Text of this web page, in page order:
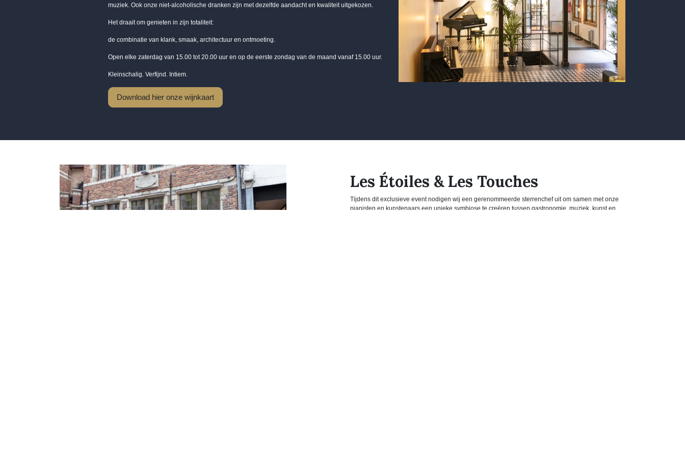
muziek. Ook onze niet-alcoholische dranken zijn met dezelfde aandacht en kwaliteit uitgekozen.
Het draait om genieten in zijn totaliteit:
de combinatie van klank, smaak, architectuur en ontmoeting.
Open elke zaterdag van 15.00 tot 20.00 uur en op de eerste zondag van de maand vanaf 15.00 uur.
Kleinschalig. Verfijnd. Intiem.
Download hier onze wijnkaart
Les Étoiles & Les Touches
Tijdens dit exclusieve event nodigen wij een gerenommeerde sterrenchef uit om samen met onze
pianisten en kunstenaars een unieke symbiose te creëren tussen gastronomie, muziek, kunst en